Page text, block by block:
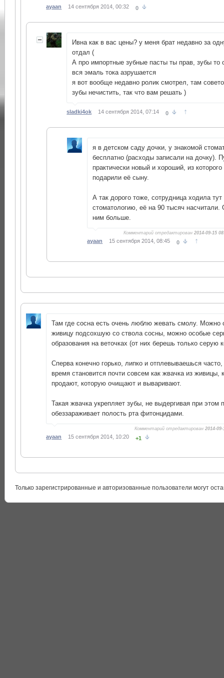
ayaan 14 сентября 2014, 00:32 0
Ивна как в вас цены? у меня брат недавно за
отдал (
А про импортные зубные пасты ты прав, зубы то
вся эмаль тока азрушается
я вот вообще недавно ролик смотрел, там
зубы нечистить, так что вам решать )
sladki4ok 14 сентября 2014, 07:14 0 ↑
я в детском саду дочки, у знакомой
бесплатно (расходы записали на дочку).
практически новый и хороший, из
подарили её сыну.
А так дорого тоже, сотрудница ходила
стоматологию, её на 90 тысяч
ним больше.
Комментарий отредактирован2014-09-15
ayaan 15 сентября 2014, 08:45 0 ↑
Там где сосна есть очень люблю жевать смолу. Можно
живицу подсохшую со ствола сосны, можно особые
образования на веточках (от них берешь только серую
Сперва конечно горько, липко и отплевываешься часто,
время становится почти совсем как жвачка из живицы,
продают, которую очищают и вываривают.
Такая жвачка укрепляет зубы, не выдергивая при этом
обеззараживает полость рта фитонцидами.
Комментарий отредактирован2014-
ayaan 15 сентября 2014, 10:20 +1
Только зарегистрированные и авторизованные пользователи могут